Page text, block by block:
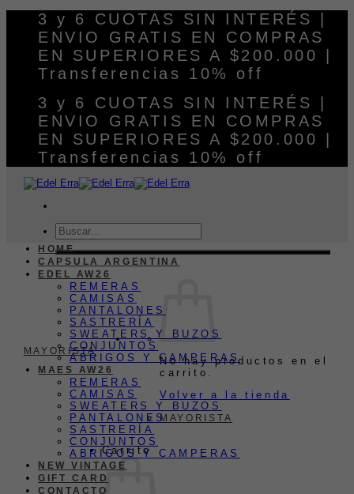
contenido
3 y 6 CUOTAS SIN INTERÉS |
ENVIO GRATIS EN COMPRAS
EN SUPERIORES A $200.000 |
Transferencias 10% off
3 y 6 CUOTAS SIN INTERÉS |
ENVIO GRATIS EN COMPRAS
EN SUPERIORES A $200.000 |
Transferencias 10% off
Buscar
por:
MAYORISTA
No hay productos en el
carrito.
Volver a la tienda
MAYORISTA
Carrito
HOME
CAPSULA ARGENTINA
EDEL AW26
REMERAS
CAMISAS
PANTALONES
SASTRERÍA
SWEATERS Y BUZOS
CONJUNTOS
ABRIGOS Y CAMPERAS
MAES AW26
REMERAS
CAMISAS
SWEATERS Y BUZOS
PANTALONES
SASTRERÍA
CONJUNTOS
ABRIGOS Y CAMPERAS
NEW VINTAGE
GIFT CARD
CONTACTO